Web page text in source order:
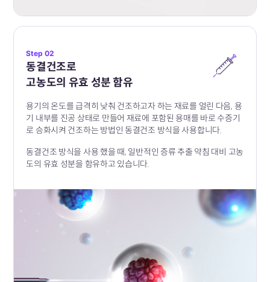
Step 02
동결건조로
고농도의 유효 성분 함유
용기의 온도를 급격히 낮춰 건조하고자 하는 재료를 얼린 다음, 용
기 내부를 진공 상태로 만들어 재료에 포함된 용매를 바로 수증기
로 승화시켜 건조하는 방법인 동결건조 방식을 사용합니다.
동결건조 방식을 사용 했을 때, 일반적인 증류 추출 약침 대비​ 고농
도의 유효 성분을 함유하고 있습니다.